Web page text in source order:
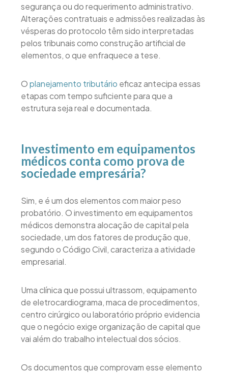
segurança ou do requerimento administrativo.
Alterações contratuais e admissões realizadas às
vésperas do protocolo têm sido interpretadas
pelos tribunais como construção artificial de
elementos, o que enfraquece a tese.
Oplanejamento tributário eficaz antecipa essas
etapas com tempo suficiente para que a
estrutura seja real e documentada.
Investimento em equipamentos
médicos conta como prova de
sociedade empresária?
Sim, e é um dos elementos com maior peso
probatório. O investimento em equipamentos
médicos demonstra alocação de capital pela
sociedade, um dos fatores de produção que,
segundo o Código Civil, caracteriza a atividade
empresarial.
Uma clínica que possui ultrassom, equipamento
de eletrocardiograma, maca de procedimentos,
centro cirúrgico ou laboratório próprio evidencia
que o negócio exige organização de capital que
vai além do trabalho intelectual dos sócios.
Os documentos que comprovam esse elemento